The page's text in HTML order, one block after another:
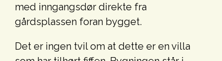
med inngangsdør direkte fra
gårdsplassen foran bygget.
Det er ingen tvil om at dette er en villa